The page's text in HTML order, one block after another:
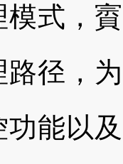
模式，
路径，
能以